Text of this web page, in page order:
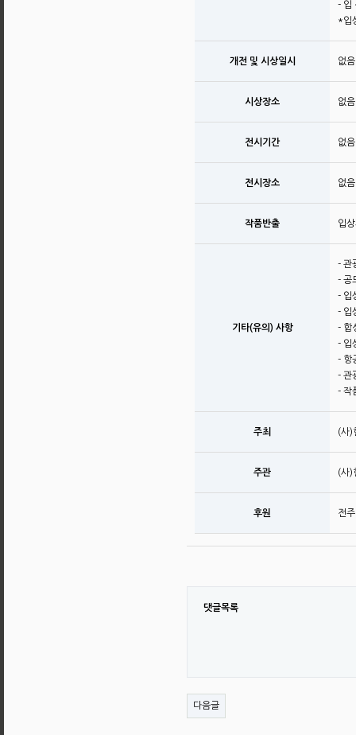
- 입
*입
개전 및 시상일시 없음
시상장소 없음
전시기간 없음
전시장소 없음
작품반출 입
기타(유의) 사항
- 관
- 공
- 입
- 입
- 합
- 입
- 항
- 관
- 작
주최 (사)
주관 (사)
후원 전
댓글목록
다음글